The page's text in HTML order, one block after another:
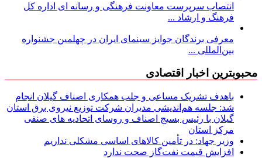
انتصاب سرپرست معاونت فرهنگی و رسانه ای اداره کل
فرهنگ و ارشاد ...
معرفی برندگان جوایز سینمای ایران در چهلمین جشنواره
بین‌المللی ...
محبوبترین اخبار اقتصادی
باهدف تشریک مساعی و جلب همکاری اصناف گیلان انجام
شد: جلسه هم‌اندیشی مدیران شركت توزیع نیروی برق استان
گیلان با رئیس بسیج اصناف و روسای اتحادیه های صنفی
مركز استان
وزیر جهاد: در تأمین کالاهای اساسی مشکلی نداریم
افزایش قیمت نفت‌گاز صحت ندارد